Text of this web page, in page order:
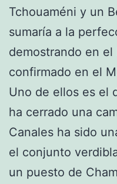
Tchouaméni y un
sumaría a la
demostrando en el
confirmado en el
Uno de ellos es el
ha cerrado una
Canales ha sido
el conjunto
un puesto de